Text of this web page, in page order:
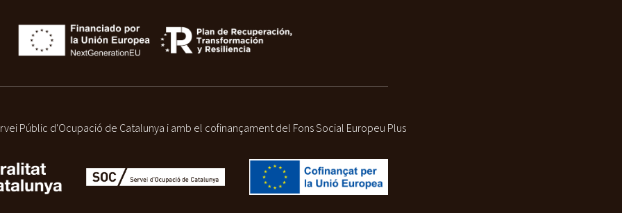
Públic d'Ocupació de Catalunya i amb el cofinançament del Fons Social Europeu Plus